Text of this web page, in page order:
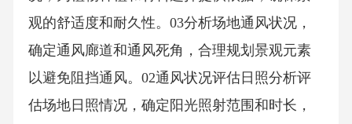
观的舒适度和耐久性。03分析场地通风状况，
确定通风廊道和通风死角，合理规划景观元素
以避免阻挡通风。02通风状况评估日照分析评
估场地日照情况，确定阳光照射范围和时长，